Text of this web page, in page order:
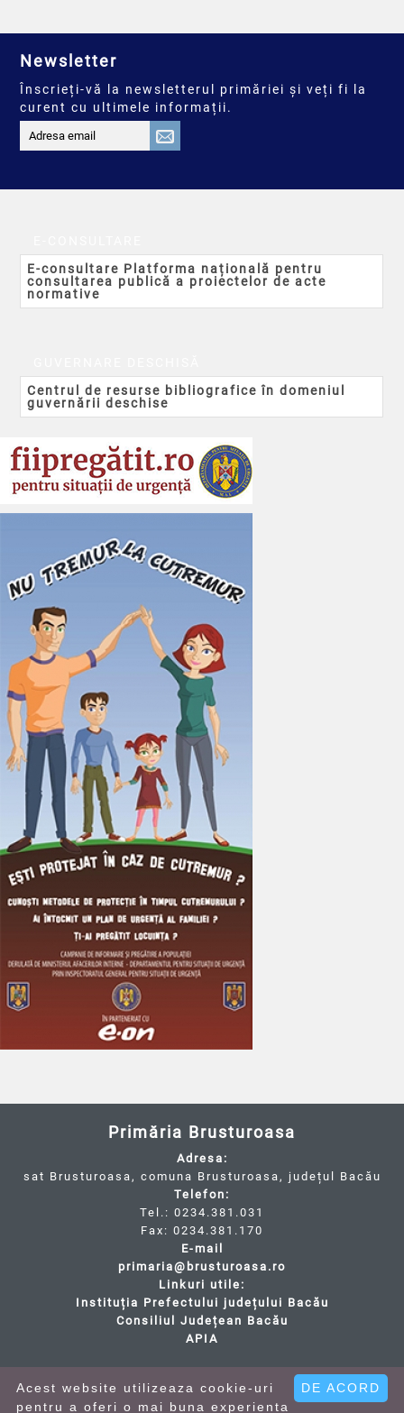
Newsletter
Înscrieți-vă la newsletterul primăriei și veți fi la
curent cu ultimele informații.
E-consultare Platforma națională pentru
consultarea publică a proiectelor de acte
normative
Centrul de resurse bibliografice în domeniul
guvernării deschise
Primăria Brusturoasa
Adresa:
sat Brusturoasa, comuna Brusturoasa, județul Bacău
Telefon:
Tel.: 0234.381.031
Fax: 0234.381.170
E-mail
primaria@brusturoasa.ro
Linkuri utile:
Instituția Prefectului județului Bacău
Consiliul Județean Bacău
APIA
Cod Județ 4 / Județul Bacău / Tipul UAT - 14 - C -
Comună / Codul SIRUTA al Unitații Administrativ-
Teritoriale - 21597 / Brusturoasa
DE ACORD
Acest website utilizeaza cookie-uri
pentru a oferi o mai buna experienta